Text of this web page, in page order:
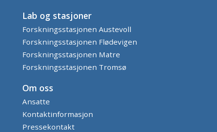
Lab og stasjoner
Forskningsstasjonen Austevoll
Forskningsstasjonen Flødevigen
Forskningsstasjonen Matre
Forskningsstasjonen Tromsø
Om oss
Ansatte
Kontaktinformasjon
Pressekontakt